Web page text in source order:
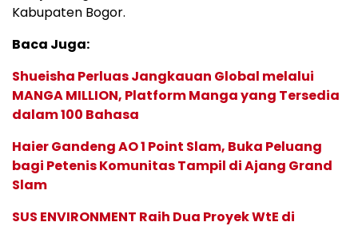
Kabupaten Bogor.
Baca Juga:
Shueisha Perluas Jangkauan Global melalui
MANGA MILLION, Platform Manga yang Tersedia
dalam 100 Bahasa
Haier Gandeng AO 1 Point Slam, Buka Peluang
bagi Petenis Komunitas Tampil di Ajang Grand
Slam
SUS ENVIRONMENT Raih Dua Proyek WtE di